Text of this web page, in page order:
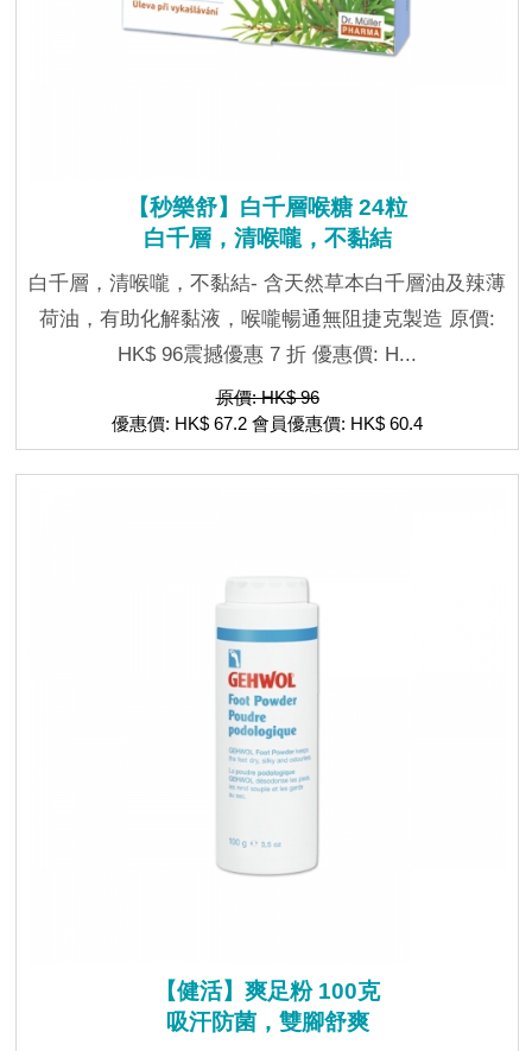
【秒樂舒】白千層喉糖 24粒
白千層，清喉嚨，不黏結
白千層，清喉嚨，不黏結- 含天然草本白千層油及辣薄
荷油，有助化解黏液，喉嚨暢通無阻捷克製造 原價:
HK$ 96震撼優惠 7 折 優惠價: H...
原價: HK$ 96
優惠價: HK$ 67.2 會員優惠價: HK$ 60.4
【健活】爽足粉 100克
吸汗防菌，雙腳舒爽